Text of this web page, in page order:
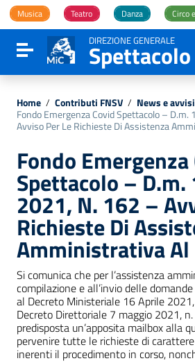
Vai ai contenuti
Vai al menu di navigazione
Vai al footer
Musica Teatro Danza Circo
Attiva / disattiva la navigazione
DIREZIONE GENERALE
Spettacolo
Home / Contributi FNSV / News e
Fondo Emergenza Covid Spettacolo –
Avviso Per Le Richieste Di Assistenza
Fondo Emergenza
Spettacolo –
2021, N. 162 –
Richieste Di
Amministrativa Al
Si comunica che per l’assistenza
compilazione e all’invio delle
al Decreto Ministeriale 16 Aprile
Decreto Direttoriale 7 maggio 2021,
predisposta un’apposita mailbox alla
pervenire tutte le richieste di
inerenti il procedimento in corso,